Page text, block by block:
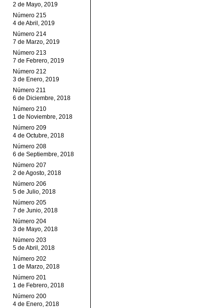
2 de Mayo, 2019
Número 215
4 de Abril, 2019
Número 214
7 de Marzo, 2019
Número 213
7 de Febrero, 2019
Número 212
3 de Enero, 2019
Número 211
6 de Diciembre, 2018
Número 210
1 de Noviembre, 2018
Número 209
4 de Octubre, 2018
Número 208
6 de Septiembre, 2018
Número 207
2 de Agosto, 2018
Número 206
5 de Julio, 2018
Número 205
7 de Junio, 2018
Número 204
3 de Mayo, 2018
Número 203
5 de Abril, 2018
Número 202
1 de Marzo, 2018
Número 201
1 de Febrero, 2018
Número 200
4 de Enero, 2018